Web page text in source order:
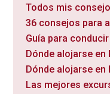
Todos mis
36 consejos para
Guía para
Dónde alojarse en
Dónde alojarse en
Las mejores